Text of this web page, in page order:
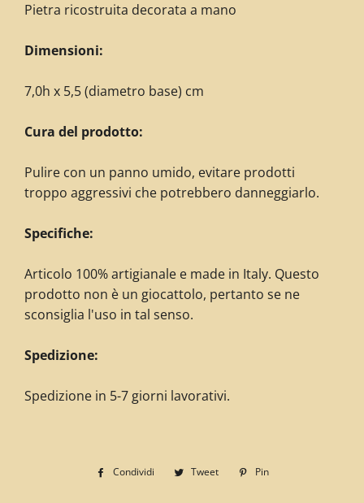
Pietra ricostruita decorata a mano
Dimensioni:
7,0h x 5,5 (diametro base) cm
Cura del prodotto:
Pulire con un panno umido, evitare prodotti
troppo aggressivi che potrebbero danneggiarlo.
Specifiche:
Articolo 100% artigianale e made in Italy. Questo
prodotto non è un giocattolo, pertanto se ne
sconsiglia l'uso in tal senso.
Spedizione:
Spedizione in 5-7 giorni lavorativi.
Condividi
CondividiTweet
Twitta
Pin